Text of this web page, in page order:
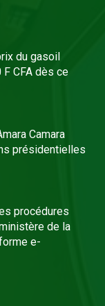
du gasoil
CFA dès ce
Camara
présidentielles
procédures
de la
e-